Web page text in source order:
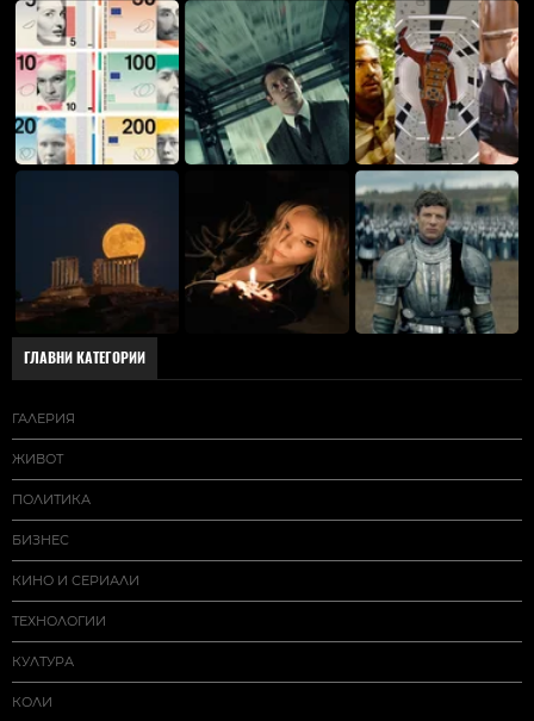
ГЛАВНИ КАТЕГОРИИ
ГАЛЕРИЯ
ЖИВОТ
ПОЛИТИКА
БИЗНЕС
КИНО И СЕРИАЛИ
ТЕХНОЛОГИИ
КУЛТУРА
КОЛИ